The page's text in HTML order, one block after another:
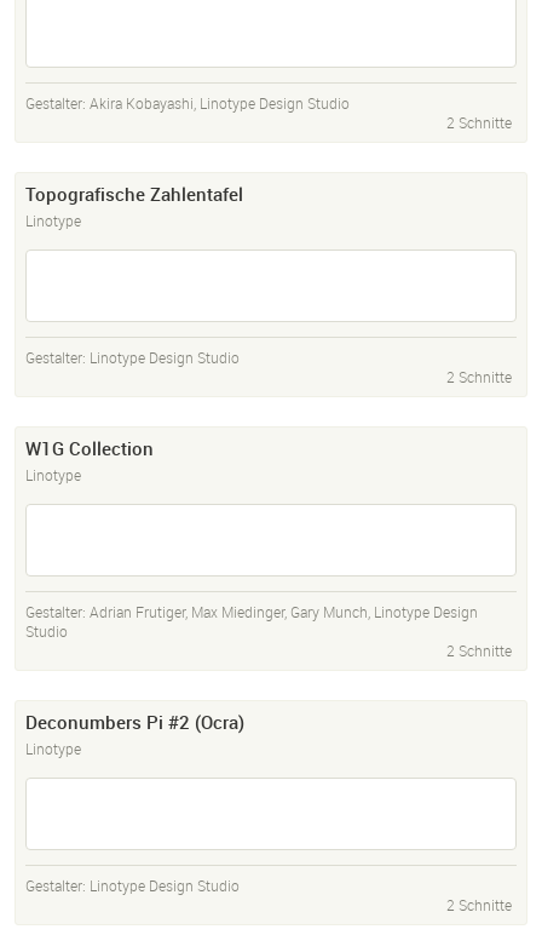
Gestalter: Akira Kobayashi, Linotype Design Studio
2 Schnitte
Topografische Zahlentafel
Linotype
Gestalter: Linotype Design Studio
2 Schnitte
W1G Collection
Linotype
Gestalter: Adrian Frutiger, Max Miedinger, Gary Munch, Linotype Design
Studio
2 Schnitte
Deconumbers Pi #2 (Ocra)
Linotype
Gestalter: Linotype Design Studio
2 Schnitte